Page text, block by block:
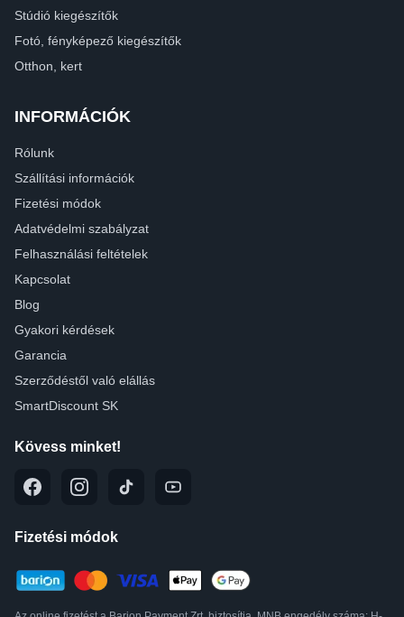
Stúdió kiegészítők
Fotó, fényképező kiegészítők
Otthon, kert
INFORMÁCIÓK
Rólunk
Szállítási információk
Fizetési módok
Adatvédelmi szabályzat
Felhasználási feltételek
Kapcsolat
Blog
Gyakori kérdések
Garancia
Szerződéstől való elállás
SmartDiscount SK
Kövess minket!
Fizetési módok